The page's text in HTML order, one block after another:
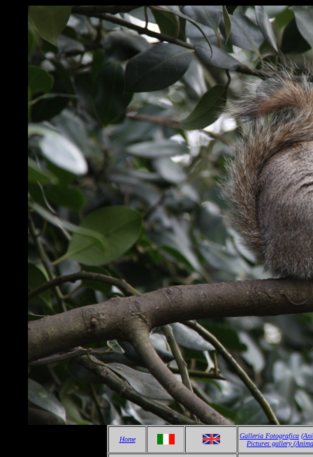
Home Galleria Fotografica
Pictures gallery